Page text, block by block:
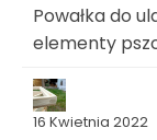
Powałka do
elementy
16 Kwietnia 2022